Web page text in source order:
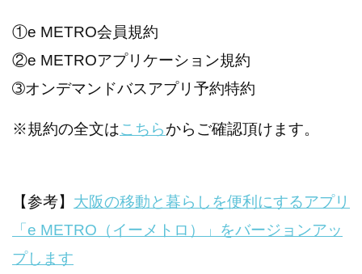
①e METRO会員規約
②e METROアプリケーション規約
➂オンデマンドバスアプリ予約特約
※規約の全文はこちらからご確認頂けます。
【参考】 大阪の移動と暮らしを便利にするアプリ
「e METRO（イーメトロ）」をバージョンアッ
プします